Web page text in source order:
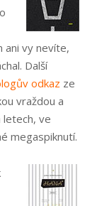
ani vy nevíte,
Další
odkaz ze
vraždou a
letech, ve
megaspiknutí.